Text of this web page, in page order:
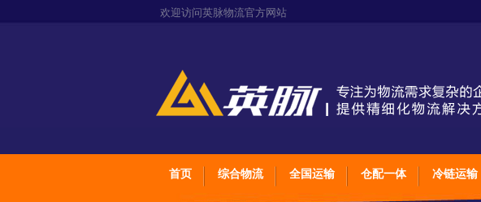
欢迎访问英脉物流官方网站
首页 综合物流 全国运输 仓配一体 冷链运输